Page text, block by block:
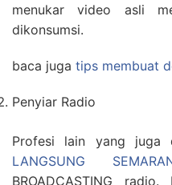
menukar video asli
dikonsumsi.
baca juga tips membuat
Penyiar Radio
Profesi lain yang juga
LANGSUNG
BROADCASTING